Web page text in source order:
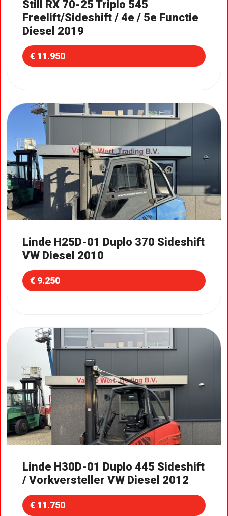
Still RX 70-25 Triplo 545
Freelift/Sideshift / 4e / 5e Functie
Diesel 2019
€ 11.950
Linde H25D-01 Duplo 370 Sideshift
VW Diesel 2010
€ 9.250
Linde H30D-01 Duplo 445 Sideshift
/ Vorkversteller VW Diesel 2012
€ 11.750